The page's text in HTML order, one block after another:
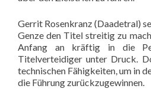
Gerrit Rosenkranz (Daadetral)
Genze den Titel streitig zu
Anfang an kräftig in die
Titelverteidiger unter Druck.
technischen Fähigkeiten, um in
die Führung zurückzugewinnen.